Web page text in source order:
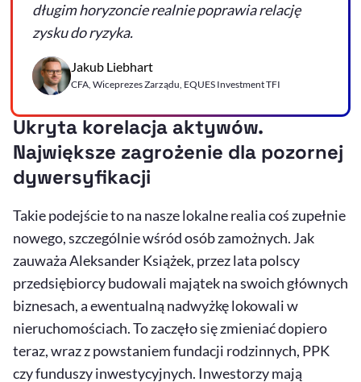
długim horyzoncie realnie poprawia relację
zysku do ryzyka.
Jakub Liebhart
CFA, Wiceprezes Zarządu, EQUES Investment TFI
Ukryta korelacja aktywów.
Największe zagrożenie dla pozornej
dywersyfikacji
Takie podejście to na nasze lokalne realia coś zupełnie
nowego, szczególnie wśród osób zamożnych. Jak
zauważa Aleksander Książek, przez lata polscy
przedsiębiorcy budowali majątek na swoich głównych
biznesach, a ewentualną nadwyżkę lokowali w
nieruchomościach. To zaczęło się zmieniać dopiero
teraz, wraz z powstaniem fundacji rodzinnych, PPK
czy funduszy inwestycyjnych. Inwestorzy mają